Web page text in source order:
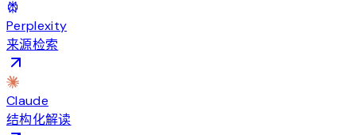
Perplexity
来源检索
Claude
结构化解读